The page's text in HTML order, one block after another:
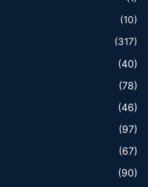
(10)
(317)
(40)
(78)
(46)
(97)
(67)
(90)